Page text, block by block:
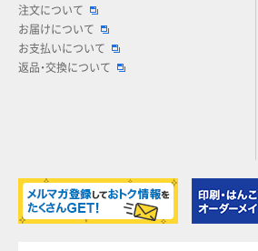
注文について
お届けについて
お支払いについて
返品・交換について